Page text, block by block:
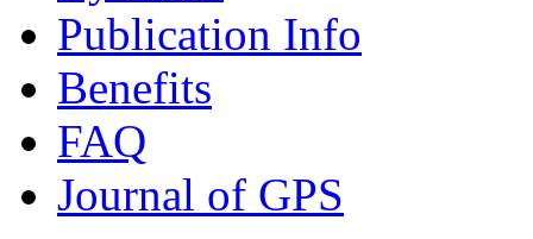
Publication Info
Benefits
FAQ
Journal of GPS